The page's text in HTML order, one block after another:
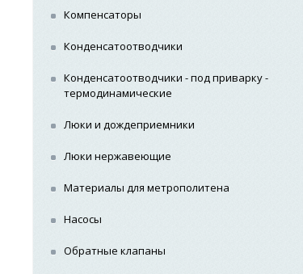
Компенсаторы
Конденсатоотводчики
Конденсатоотводчики - под приварку -
термодинамические
Люки и дождеприемники
Люки нержавеющие
Материалы для метрополитена
Насосы
Обратные клапаны